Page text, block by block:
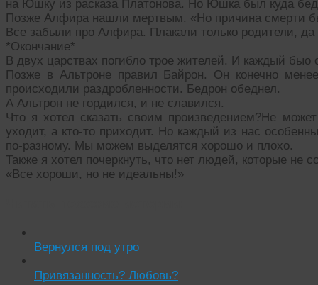
на Юшку из расказа Платонова. Но Юшка был куда
Позже Алфира нашли мертвым. «Но причина смерти
Все забыли про Алфира. Плакали только родители,
*Окончание*
В двух царствах погибло трое жителей. И каждый быо
Позже в Альтроне правил Байрон. Он конечно
происходили раздробленности. Бедрон обеднел.
А Альтрон не гордился, и не славился.
Что я хотел сказать своим произведением?Не
уходит, а кто-то приходит. Но каждый из нас
по-разному. Мы можем выделятся хорошо и плохо.
Также я хотел почеркнуть, что нет людей, которые
«Все хороши, но не идеальны!»
Вернулся под утро
Привязанность? Любовь?